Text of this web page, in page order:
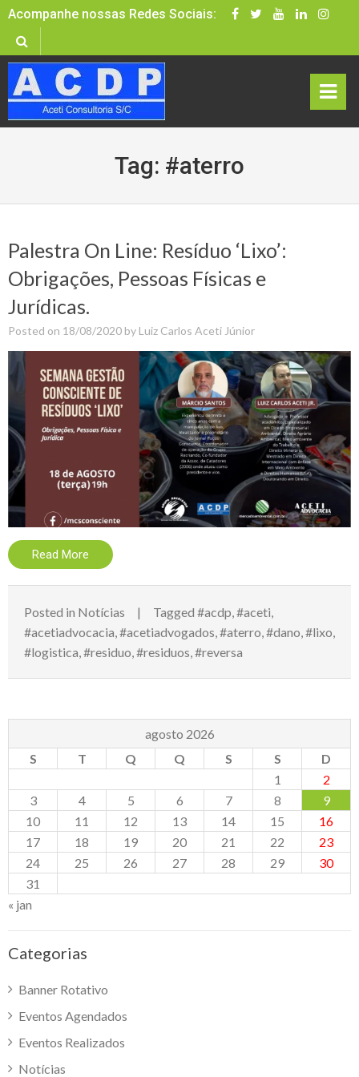
Skip
content
Acompanhe nossas Redes Sociais:
rima
Men
Tag: #aterro
Palestra On Line: Resíduo ‘Lixo’:
Obrigações, Pessoas Físicas e
Jurídicas.
Posted on 18/08/2020 by Luiz Carlos Aceti Júnior
Read More
Posted in Notícias Tagged #acdp #aceti
#acetiadvocacia #acetiadvogados #aterro #dano #lixo
#logistica #residuo #residuos #reversa
agosto 2026
S
T Q Q S S
D
1
2
3
4 5 6 7 8
9
10
11 12 13 14 15
16
17
18 19 20 21 22
23
24
25 26 27 28 29
30
31
« jan
Categorias
Banner Rotativo
Eventos Agendados
Eventos Realizados
Notícias